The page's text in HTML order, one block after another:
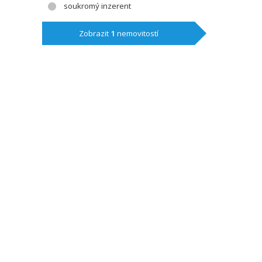
soukromý inzerent
Zobrazit 1 nemovitostí